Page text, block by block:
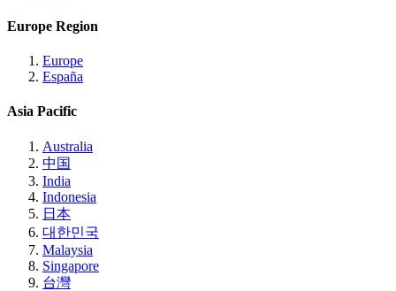
Europe Region
Europe
España
Asia Pacific
Australia
中国
India
Indonesia
日本
대한민국
Malaysia
Singapore
台灣